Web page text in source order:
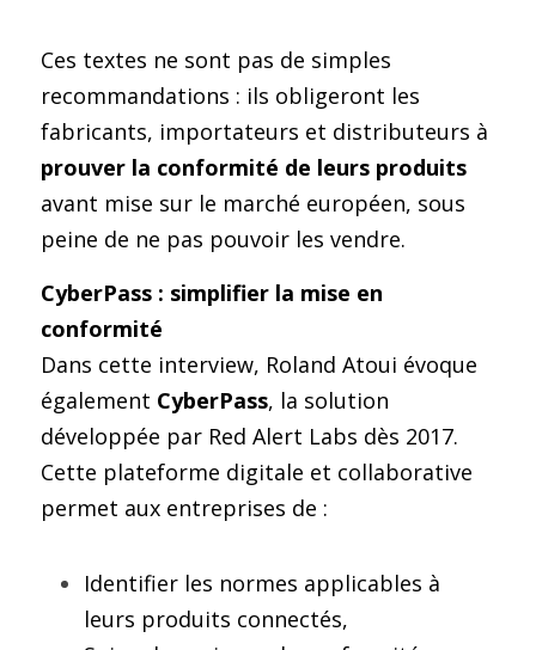
Ces textes ne sont pas de simples
recommandations : ils obligeront les
avant mise sur le marché européen, sous
peine de ne pas pouvoir les vendre.
CyberPass : simplifier la mise en
conformité
Dans cette interview, Roland Atoui évoque
également CyberPass, la solution
développée par Red Alert Labs dès 2017.
Cette plateforme digitale et collaborative
permet aux entreprises de :
Identifier les normes applicables à
leurs produits connectés,